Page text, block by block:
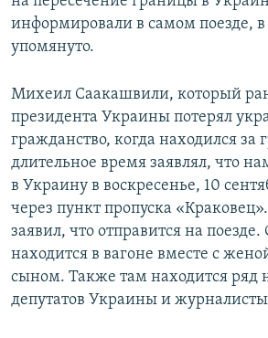
информировали в самом поезде,
упомянуто.
Михеил Саакашвили, который
президента Украины потерял
гражданство, когда находился за
длительное время заявлял, что
в Украину в воскресенье, 10
через пункт пропуска
заявил, что отправится на
находится в вагоне вместе с
сыном. Также там находится ряд
депутатов Украины и